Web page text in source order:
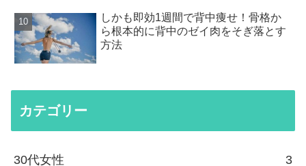
しかも即効1週間で背中痩せ！骨格か
ら根本的に背中のゼイ肉をそぎ落とす
方法
カテゴリー
30代女性 3